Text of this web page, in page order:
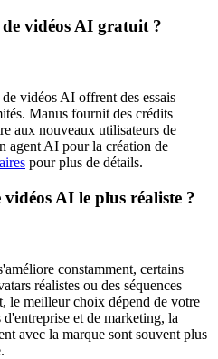
vidéos AI gratuit ?
vidéos AI offrent des essais
Manus fournit des crédits
aux nouveaux utilisateurs de
agent AI pour la création de
pour plus de détails.
AI le plus réaliste ?
constamment, certains
réalistes ou des séquences
le meilleur choix dépend de votre
et de marketing, la
avec la marque sont souvent plus